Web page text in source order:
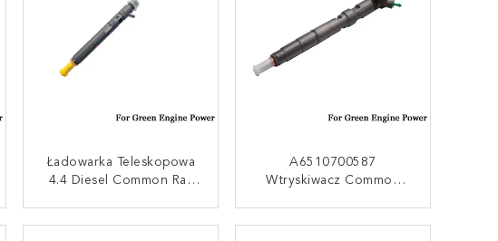
Ładowarka Teleskopowa
4.4 Diesel Common Rail
SKONTAKTUJ SIĘ TERAZ
A6510700587
Wtryskiwacz Common
SKONTAKTUJ SIĘ TERAZ